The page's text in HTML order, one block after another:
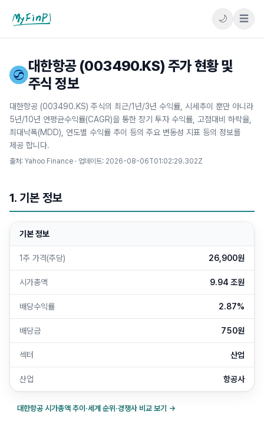
마이핀플
🌙 ☰
대한항공 (003490.KS) 주가 현황 및
주식 정보
대한항공 (003490.KS) 주식의 최근/1년/3년 수익률, 시세추이 뿐만 아니라
5년/10년 연평균수익률(CAGR)을 통한 장기 투자 수익률, 고점대비 하락율,
최대낙폭(MDD), 연도별 수익률 추이 등의 주요 변동성 지표 등의 정보를
제공 합니다.
출처: Yahoo Finance · 업데이트: 2026-08-06T01:02:29.302Z
1. 기본 정보
기본 정보
1주 가격(주당) 26,900원
시가총액 9.94 조원
배당수익률 2.87%
배당금 750원
섹터 산업
산업 항공사
대한항공 시가총액 추이·세계 순위·경쟁사 비교 보기 →